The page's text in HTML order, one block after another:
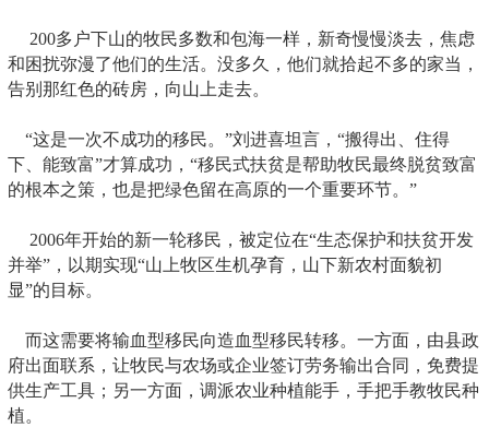
200多户下山的牧民多数和包海一样，新奇慢慢淡去，焦虑
和困扰弥漫了他们的生活。没多久，他们就拾起不多的家当，
告别那红色的砖房，向山上走去。
“这是一次不成功的移民。”刘进喜坦言，“搬得出、住得
下、能致富”才算成功，“移民式扶贫是帮助牧民最终脱贫致富
的根本之策，也是把绿色留在高原的一个重要环节。”
2006年开始的新一轮移民，被定位在“生态保护和扶贫开发
并举”，以期实现“山上牧区生机孕育，山下新农村面貌初
显”的目标。
而这需要将输血型移民向造血型移民转移。一方面，由县政
府出面联系，让牧民与农场或企业签订劳务输出合同，免费提
供生产工具；另一方面，调派农业种植能手，手把手教牧民种
植。